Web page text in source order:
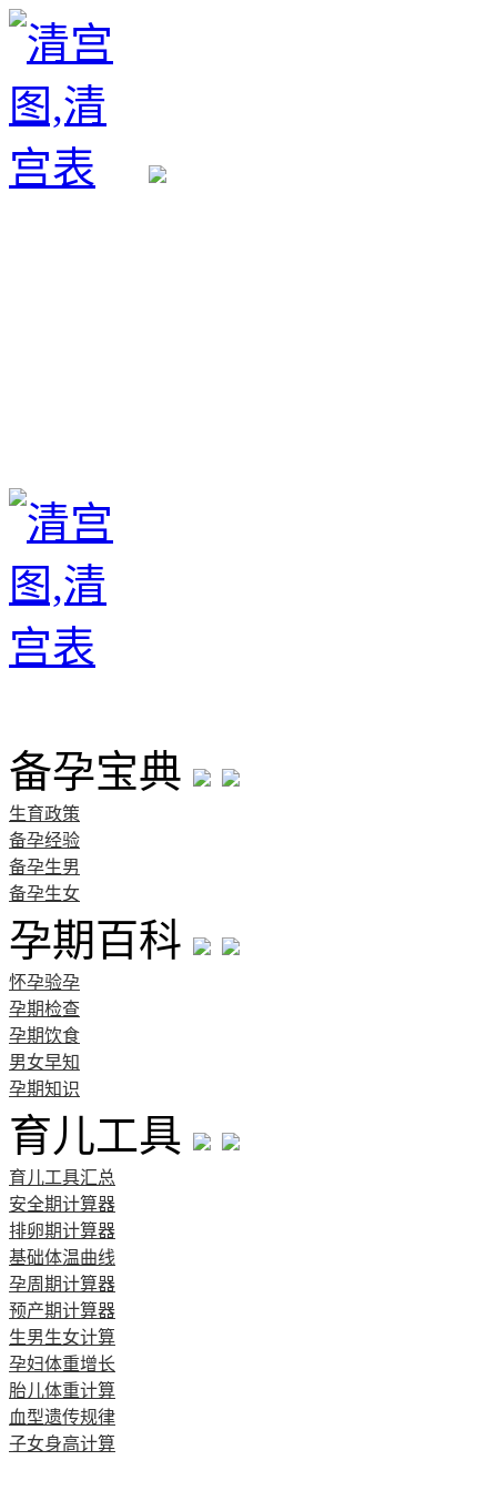
备孕宝典
生育政策
备孕经验
备孕生男
备孕生女
孕期百科
怀孕验孕
孕期检查
孕期饮食
男女早知
孕期知识
育儿工具
育儿工具汇总
安全期计算器
排卵期计算器
基础体温曲线
孕周期计算器
预产期计算器
生男生女计算
孕妇体重增长
胎儿体重计算
血型遗传规律
子女身高计算